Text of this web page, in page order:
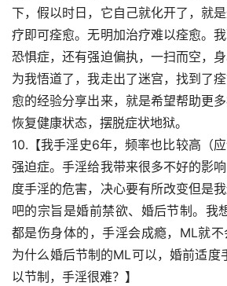
下，假以时日，它自己就化开了，就
疗即可痊愈。无明加治疗难以痊愈。
恐惧症，还有强迫偏执，一扫而空，
为我悟道了，我走出了迷宫，找到了
愈的经验分享出来，就是希望帮助更
恢复健康状态，摆脱症状地狱。
10.【我手淫史6年，频率也比较高（
强迫症。手淫给我带来很多不好的影
度手淫的危害，决心要有所改变但是
吧的宗旨是婚前禁欲、婚后节制。我
都是伤身体的，手淫会成瘾，ML就不
为什么婚后节制的ML可以，婚前适度
以节制，手淫很难？】